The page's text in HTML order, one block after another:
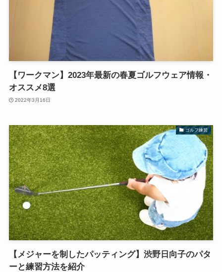
【ワークマン】2023年最新の春夏ゴルフウェア情報・
オススメ8選
2022年3月16日
ゴルフ練習
【メジャーを制したパッティング】渋野日向子のパタ
ーと練習方法を紹介